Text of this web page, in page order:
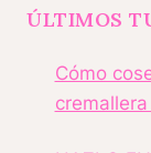
ÚLTIMOS
Cómo